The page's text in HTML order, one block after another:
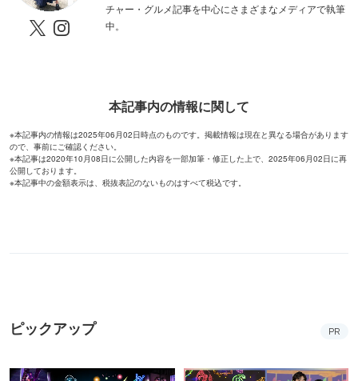
チャー・グルメ記事を中心にさまざまなメディアで執筆
中。
本記事内の情報に関して
※本記事内の情報は2025年06月02日時点のものです。掲載情報は現在と異なる場合があります
ので、事前にご確認ください。
※本記事は2020年10月08日に公開した内容を一部加筆・修正した上で、2025年06月02日に再
公開しております。
※本記事中の金額表示は、税抜表記のないものはすべて税込です。
ピックアップ PR